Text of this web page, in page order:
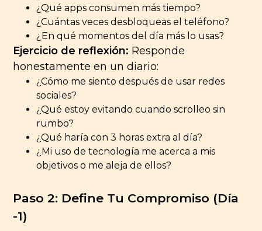
¿Qué apps consumen más tiempo?
¿Cuántas veces desbloqueas el teléfono?
¿En qué momentos del día más lo usas?
Ejercicio de reflexión: Responde
honestamente en un diario:
¿Cómo me siento después de usar redes
sociales?
¿Qué estoy evitando cuando scrolleo sin
rumbo?
¿Qué haría con 3 horas extra al día?
¿Mi uso de tecnología me acerca a mis
objetivos o me aleja de ellos?
Paso 2: Define Tu Compromiso (Día
-1)